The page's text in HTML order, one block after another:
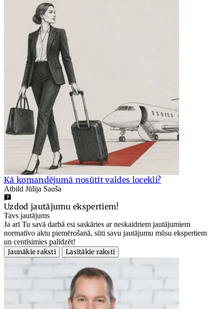
Kā komandējumā nosūtīt valdes locekli?
Atbild Jūlija Sauša
Uzdod jautājumu ekspertiem!
Tavs jautājums
Ja arī Tu savā darbā esi saskāries ar neskaidriem jautājumiem
normatīvo aktu piemērošanā, sūti savu jautājumu mūsu ekspertiem
un centīsimies palīdzēt!
Jaunākie raksti
Lasītākie raksti